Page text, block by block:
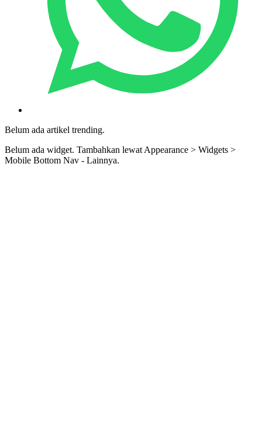
Belum ada artikel trending.
Belum ada widget. Tambahkan lewat Appearance > Widgets >
Mobile Bottom Nav - Lainnya.